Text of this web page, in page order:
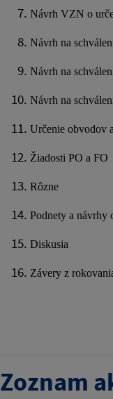
Návrh VZN o
Návrh na
Návrh na
Návrh na
Určenie obvodov
Žiadosti PO a FO
Rôzne
Podnety a návrhy
Diskusia
Závery z
Zoznam